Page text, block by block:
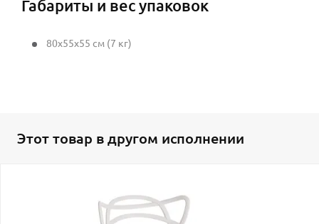
Габариты и вес упаковок
80x55x55 см (7 кг)
Этот товар в другом исполнении